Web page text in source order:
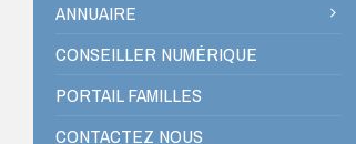
ANNUAIRE
CONSEILLER NUMÉRIQUE
PORTAIL FAMILLES
CONTACTEZ NOUS